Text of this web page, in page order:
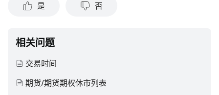
是 否
相关问题
交易时间
期货/期货期权休市列表